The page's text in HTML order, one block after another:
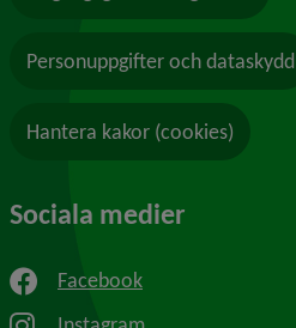
Personuppgifter och dataskydd
Hantera kakor (cookies)
Sociala medier
Facebook